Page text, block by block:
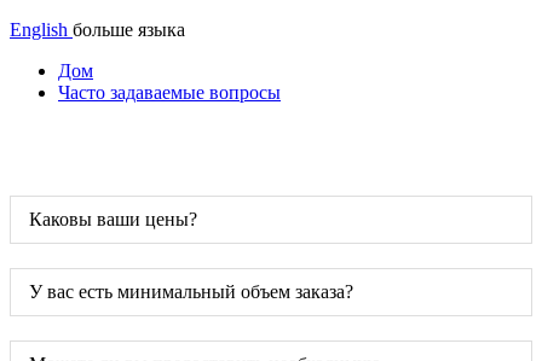
English больше языка
Дом
Часто задаваемые вопросы
Каковы ваши цены?
У вас есть минимальный объем заказа?